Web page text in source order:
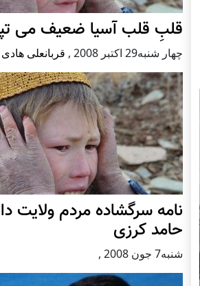
قلبِ قلب آسيا ضعيف می
چهار شنبه29 اكتبر 2008 , قربانعلی هادی
نامه سرگشاده مردم ولايت
حامد كرزی
شنبه7 جون 2008 ,